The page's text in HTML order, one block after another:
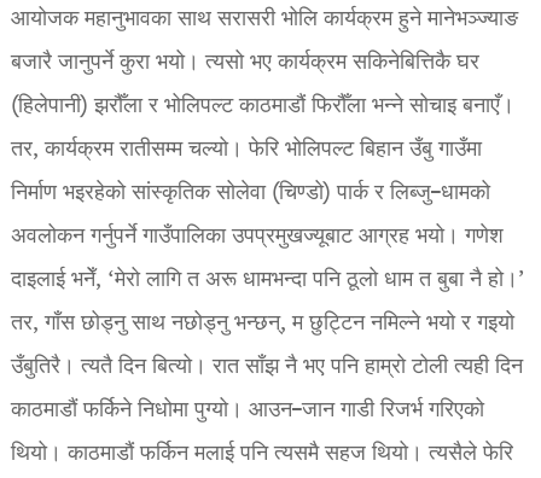
आयोजक महानुभावका साथ सरासरी भोलि कार्यक्रम हुने मानेभञ्ज्याङ
बजारै जानुपर्ने कुरा भयो। त्यसो भए कार्यक्रम सकिनेबित्तिकै घर
(हिलेपानी) झरौँला र भोलिपल्ट काठमाडौं फिरौँला भन्ने सोचाइ बनाएँ।
तर, कार्यक्रम रातीसम्म चल्यो। फेरि भोलिपल्ट बिहान उँबु गाउँमा
निर्माण भइरहेको सांस्कृतिक सोलेवा (चिण्डो) पार्क र लिब्जु–धामको
अवलोकन गर्नुपर्ने गाउँपालिका उपप्रमुखज्यूबाट आग्रह भयो। गणेश
दाइलाई भनेँ, ‘मेरो लागि त अरू धामभन्दा पनि ठूलो धाम त बुबा नै हो।’
तर, गाँस छोड्नु साथ नछोड्नु भन्छन्, म छुट्टिन नमिल्ने भयो र गइयो
उँबुतिरै। त्यतै दिन बित्यो। रात साँझ नै भए पनि हाम्रो टोली त्यही दिन
काठमाडाैं फर्किने निधोमा पुग्यो। आउन–जान गाडी रिजर्भ गरिएको
थियो। काठमाडौं फर्किन मलाई पनि त्यसमै सहज थियो। त्यसैले फेरि